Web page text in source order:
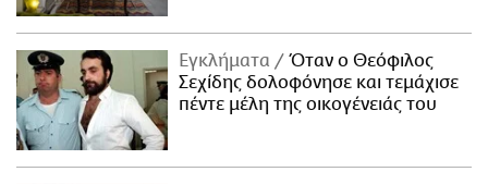
Εγκλήματα
Όταν ο Θεόφιλος
Σεχίδης δολοφόνησε και τεμάχισε
πέντε μέλη της οικογένειάς του